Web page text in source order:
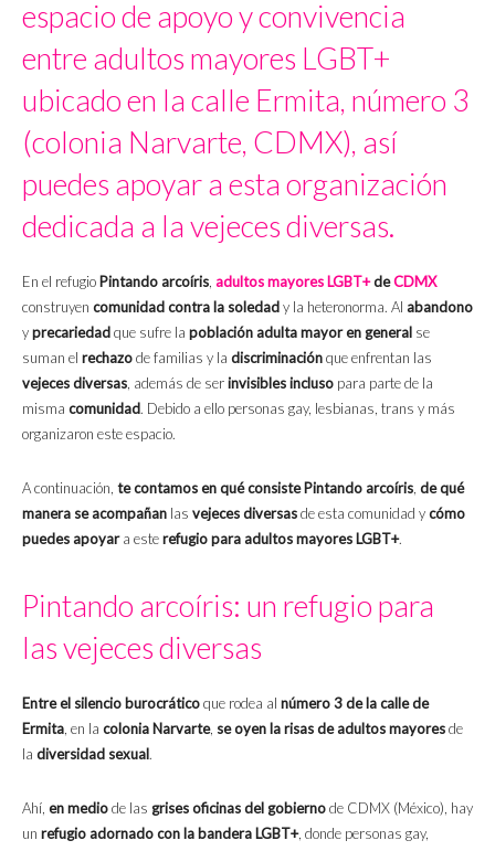
espacio de apoyo y convivencia
entre adultos mayores LGBT+
ubicado en la calle Ermita, número 3
(colonia Narvarte, CDMX), así
puedes apoyar a esta organización
dedicada a la vejeces diversas.
En el refugio Pintando arcoíris, adultos mayores LGBT+deCDMX
construyen comunidad contra la soledady la heteronorma. Al abandono
yprecariedadque sufre la población adulta mayor en general se
suman el rechazode familias y la discriminaciónque enfrentan las
vejeces diversas, además de serinvisibles incluso para parte de la
misma comunidad. Debido a ello personas gay, lesbianas, trans y más
organizaron este espacio.
A continuación, te contamos en qué consiste Pintando arcoíris, de qué
manera se acompañan las vejeces diversasde esta comunidad ycómo
puedes apoyara esterefugio para adultos mayores LGBT+.
Pintando arcoíris: un refugio para
las vejeces diversas
Entre el silencio burocráticoque rodea al número 3 de la calle de
Ermita, en la colonia Narvarte, se oyen la risas de adultos mayoresde
la diversidad sexual.
Ahí, en mediode las grises oficinas del gobiernode CDMX (México), hay
un refugio adornado con la bandera LGBT+, donde personas gay,